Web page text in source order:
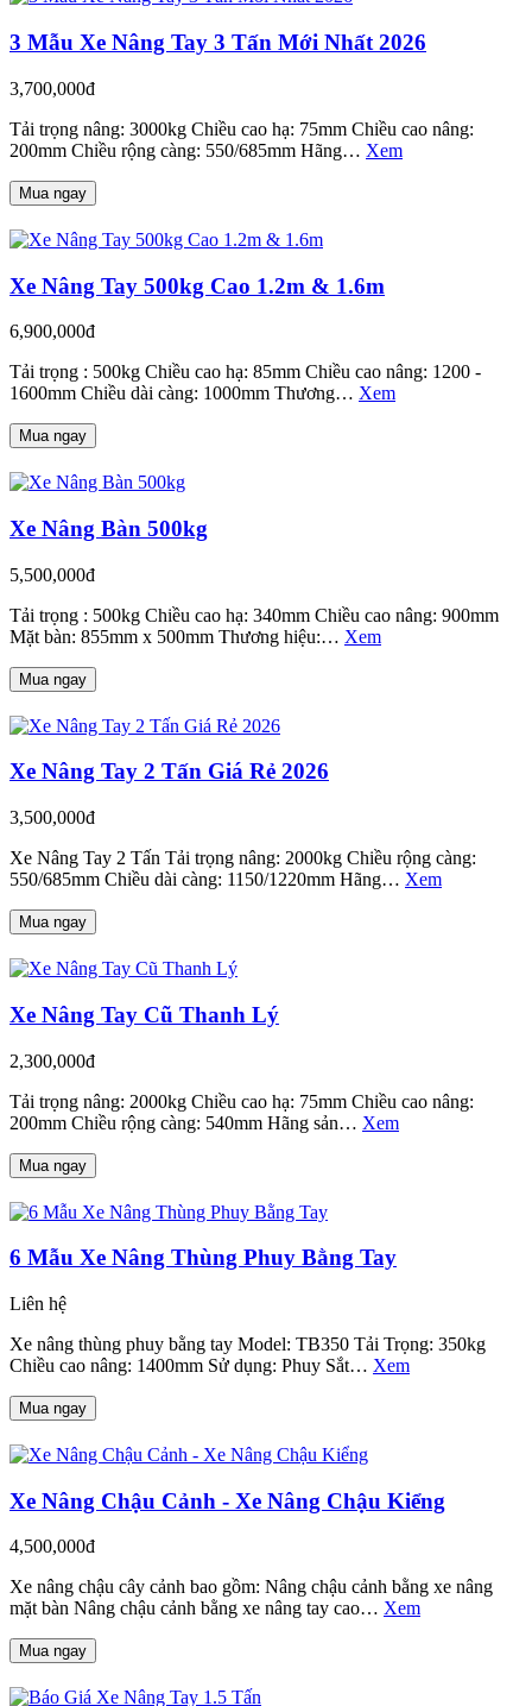
3 Mẫu Xe Nâng Tay 3 Tấn Mới Nhất 2026
3,700,000đ
Tải trọng nâng: 3000kg Chiều cao hạ: 75mm Chiều cao nâng:
200mm Chiều rộng càng: 550/685mm Hãng… Xem
Mua ngay
Xe Nâng Tay 500kg Cao 1.2m & 1.6m
6,900,000đ
Tải trọng : 500kg Chiều cao hạ: 85mm Chiều cao nâng: 1200 -
1600mm Chiều dài càng: 1000mm Thương… Xem
Mua ngay
Xe Nâng Bàn 500kg
5,500,000đ
Tải trọng : 500kg Chiều cao hạ: 340mm Chiều cao nâng: 900mm
Mặt bàn: 855mm x 500mm Thương hiệu:… Xem
Mua ngay
Xe Nâng Tay 2 Tấn Giá Rẻ 2026
3,500,000đ
Xe Nâng Tay 2 Tấn Tải trọng nâng: 2000kg Chiều rộng càng:
550/685mm Chiều dài càng: 1150/1220mm Hãng… Xem
Mua ngay
Xe Nâng Tay Cũ Thanh Lý
2,300,000đ
Tải trọng nâng: 2000kg Chiều cao hạ: 75mm Chiều cao nâng:
200mm Chiều rộng càng: 540mm Hãng sản… Xem
Mua ngay
6 Mẫu Xe Nâng Thùng Phuy Bằng Tay
Liên hệ
Xe nâng thùng phuy bằng tay Model: TB350 Tải Trọng: 350kg
Chiều cao nâng: 1400mm Sử dụng: Phuy Sắt… Xem
Mua ngay
Xe Nâng Chậu Cảnh - Xe Nâng Chậu Kiểng
4,500,000đ
Xe nâng chậu cây cảnh bao gồm: Nâng chậu cảnh bằng xe nâng
mặt bàn Nâng chậu cảnh bằng xe nâng tay cao… Xem
Mua ngay